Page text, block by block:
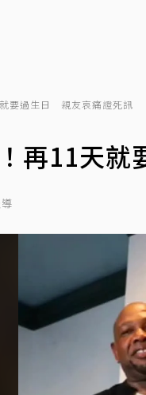
要過生日 親友哀痛證死訊
再11天